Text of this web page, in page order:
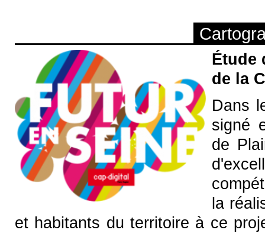
Étude
de la
Dans
signé
de
la
et habitants du territoire à ce